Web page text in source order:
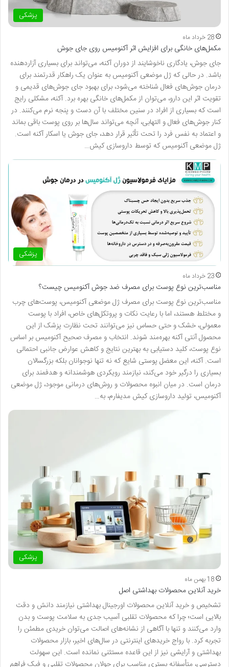
پزشکی
28 خرداد ماه
مکمل‌های خانگی برای افزایش اثر آکنومیس روی جای جوش
جای جوش، یادگاری ناخوشایند از دوران آکنه، می‌تواند برای بسیاری آزاردهنده
باشد. در حالی که ژل موضعی آکنومیس به عنوان یک راهکار قدرتمند برای
درمان جوش‌های فعال شناخته می‌شود، برای بهبود جای جوش‌های قدیمی و
تقویت اثر این دارو، می‌توان از مکمل‌های خانگی بهره برد. آکنه، مشکلی رایج
است که بسیاری از افراد در سنین مختلف با آن دست و پنجه نرم می‌کنند. در
کنار جوش‌های فعال و التهابی، آنچه می‌تواند سال‌ها بر روی پوست باقی بماند
و اعتماد به نفس فرد را تحت تأثیر قرار دهد، جای جوش یا اسکار آکنه است.
ژل موضعی آکنومیس که توسط داروسازی کیش…
پزشکی
23 خرداد ماه
مناسب‌ترین نوع پوست برای مصرف ضد جوش آکنومیس چیست؟
مناسب‌ترین نوع پوست برای مصرف ژل موضعی آکنومیس، پوست‌های چرب
و مختلط هستند، اما با رعایت نکات و پروتکل‌های خاص، افراد با پوست
معمولی، خشک و حتی حساس نیز می‌توانند تحت نظارت پزشک از این
محصول آنتی آکنه بهره‌مند شوند. انتخاب و مصرف صحیح آکنومیس بر اساس
نوع پوست، کلید دستیابی به بهترین نتایج و کاهش عوارض جانبی احتمالی
است. آکنه، این معضل پوستی شایع که نه تنها نوجوانان بلکه بزرگسالان
بسیاری را درگیر خود می‌کند، نیازمند رویکردی هوشمندانه و هدفمند برای
درمان است. در میان انبوه محصولات و روش‌های درمانی موجود، ژل موضعی
آکنومیس، تولید داروسازی کیش مدیفارم، به…
پزشکی
18 بهمن ماه
خرید آنلاین محصولات بهداشتی اصل
تشخیص و خرید آنلاین محصولات اورجینال بهداشتی نیازمند دانش و دقت
بالایی است؛ چرا که محصولات تقلبی آسیب جدی به سلامت پوست و بدن
وارد می‌کنند و تنها با آگاهی از نشانه‌های اصالت می‌توان خریدی مطمئن را
تجربه کرد. با رواج خریدهای اینترنتی در سال‌های اخیر، بازار محصولات
بهداشتی و آرایشی نیز از این قاعده مستثنی نمانده است. این سهولت
دسترسی، متأسفانه بستری مناسب برای جولان محصولات تقلبی و فیک فراهم